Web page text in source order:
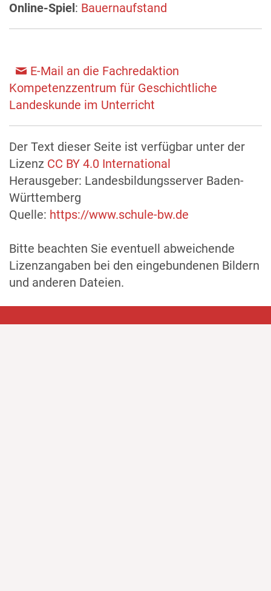
Online-Spiel: Bauernaufstand
E-Mail an die Fachredaktion
Kompetenzzentrum für Geschichtliche
Landeskunde im Unterricht
Der Text dieser Seite ist verfügbar unter der
Lizenz CC BY 4.0 International
Herausgeber: Landesbildungsserver Baden-
Württemberg
Quelle: https://www.schule-bw.de
Bitte beachten Sie eventuell abweichende
Lizenzangaben bei den eingebundenen Bildern
und anderen Dateien.